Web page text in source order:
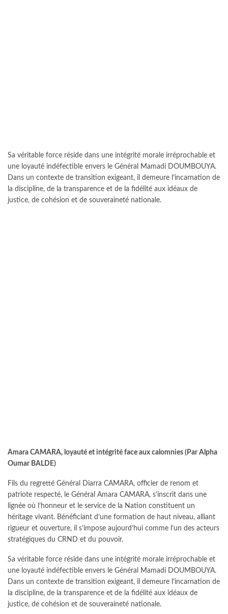
Sa véritable force réside dans une intégrité morale irréprochable et
une loyauté indéfectible envers le Général Mamadi DOUMBOUYA.
Dans un contexte de transition exigeant, il demeure l’incarnation de
la discipline, de la transparence et de la fidélité aux idéaux de
justice, de cohésion et de souveraineté nationale.
Amara CAMARA, loyauté et intégrité face aux calomnies (Par Alpha
Oumar BALDE)
Fils du regretté Général Diarra CAMARA, officier de renom et
patriote respecté, le Général Amara CAMARA, s’inscrit dans une
lignée où l’honneur et le service de la Nation constituent un
héritage vivant. Bénéficiant d’une formation de haut niveau, alliant
rigueur et ouverture, il s’impose aujourd’hui comme l’un des acteurs
stratégiques du CRND et du pouvoir.
Sa véritable force réside dans une intégrité morale irréprochable et
une loyauté indéfectible envers le Général Mamadi DOUMBOUYA.
Dans un contexte de transition exigeant, il demeure l’incarnation de
la discipline, de la transparence et de la fidélité aux idéaux de
justice, de cohésion et de souveraineté nationale.